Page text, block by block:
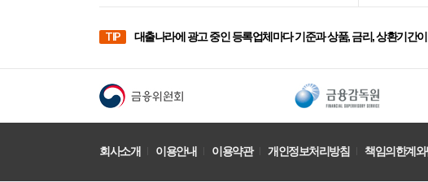
TIP 대출나라에 광고 중인 등록업체마다 기준과 상품, 금리, 상환기간
회사소개 이용안내 이용약관 개인정보처리방침 책임의한계와